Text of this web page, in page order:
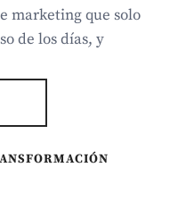
marketing que solo
de los días, y